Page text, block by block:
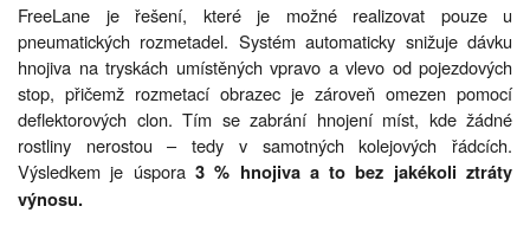
FreeLane je řešení, které je možné realizovat pouze u
pneumatických rozmetadel. Systém automaticky snižuje dávku
hnojiva na tryskách umístěných vpravo a vlevo od pojezdových
stop, přičemž rozmetací obrazec je zároveň omezen pomocí
deflektorových clon. Tím se zabrání hnojení míst, kde žádné
rostliny nerostou – tedy v samotných kolejových řádcích.
Výsledkem je úspora 3 % hnojiva a to bez jakékoli ztráty
výnosu.